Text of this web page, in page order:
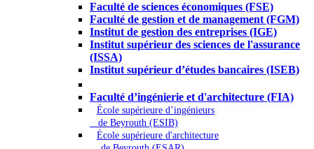
Faculté de sciences économiques (FSE)
Faculté de gestion et de management (FGM)
Institut de gestion des entreprises (IGE)
Institut supérieur des sciences de l'assurance
(ISSA)
Institut supérieur d’études bancaires (ISEB)
Faculté d’ingénierie et d'architecture (FIA)
École supérieure d’ingénieurs
de Beyrouth (ESIB)
École supérieure d'architecture